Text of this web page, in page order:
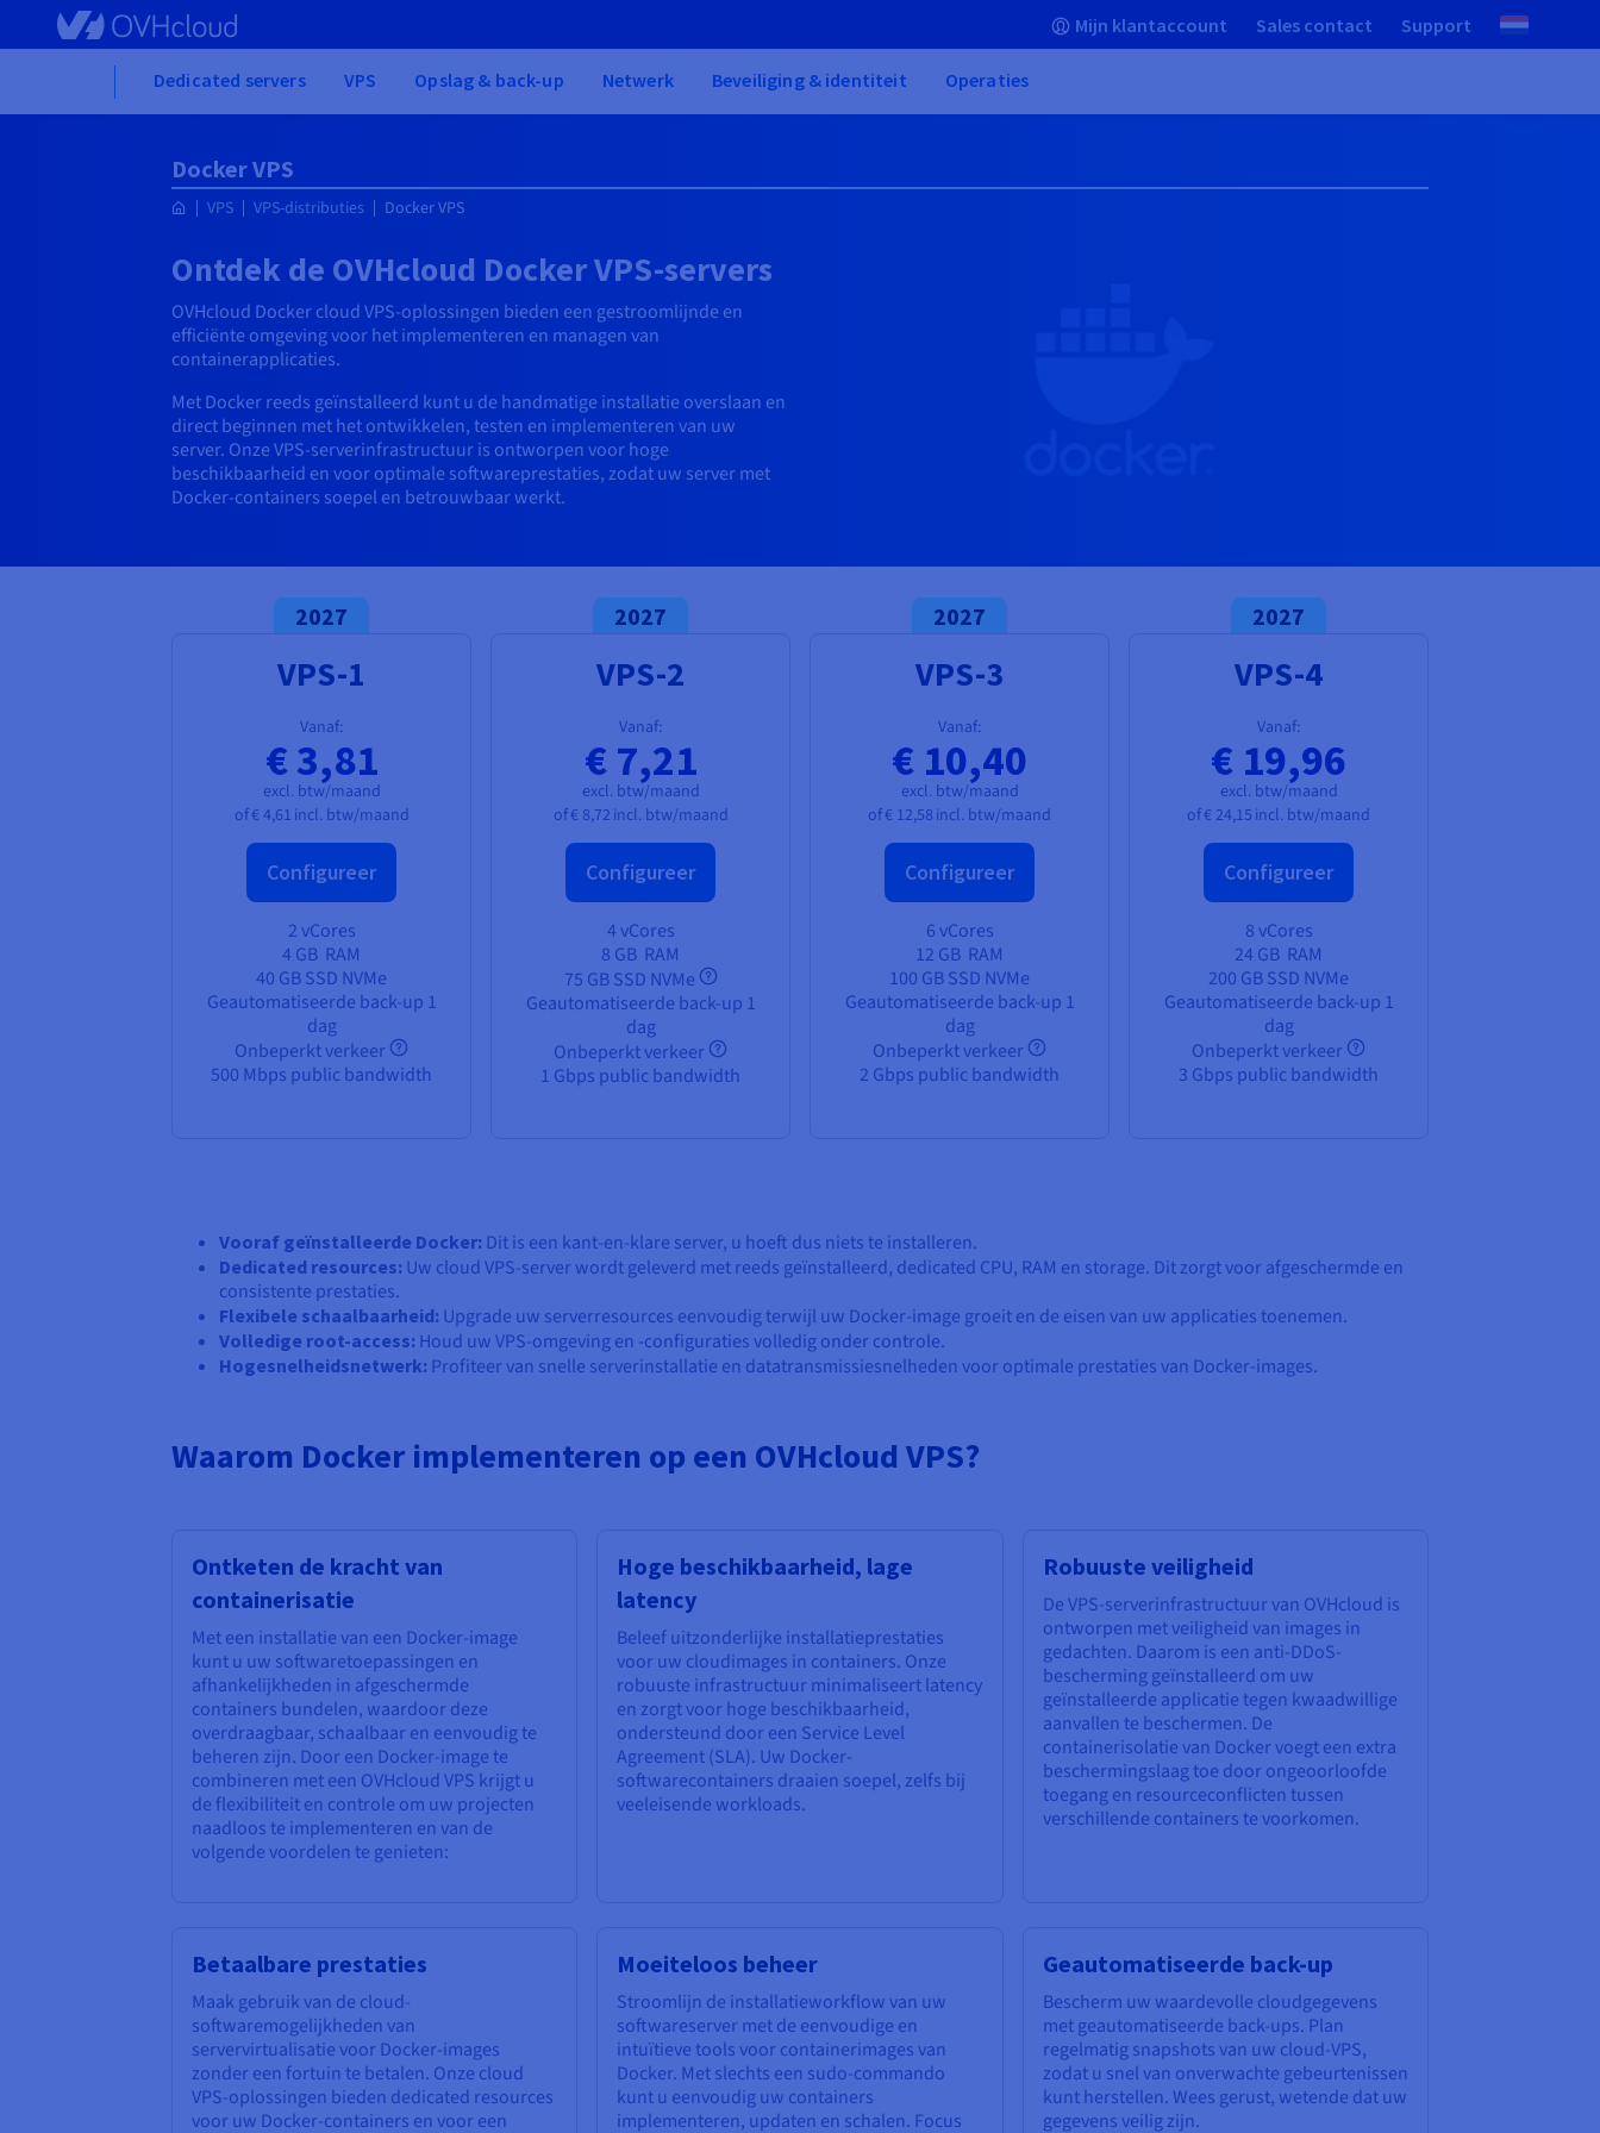
Skip to main content Mijn klantaccount Sales contact Support
Dedicated servers VPS Opslag & back-up Netwerk Beveiliging & identiteit Operaties
Docker VPS
VPS VPS-distributies Docker VPS
Ontdek de OVHcloud Docker VPS-servers
OVHcloud Docker cloud VPS-oplossingen bieden een gestroomlijnde en
efficiënte omgeving voor het implementeren en managen van
containerapplicaties.
Met Docker reeds geïnstalleerd kunt u de handmatige installatie overslaan en
direct beginnen met het ontwikkelen, testen en implementeren van uw
server. Onze VPS-serverinfrastructuur is ontworpen voor hoge
beschikbaarheid en voor optimale softwareprestaties, zodat uw server met
Docker-containers soepel en betrouwbaar werkt.
2027
VPS-1
Vanaf:
€ 3,81
excl. btw/maand
of€ 4,61 incl. btw/maand
Configureer
2 vCores
4 GB RAM
40 GB SSD NVMe
Geautomatiseerde back-up 1
dag
Onbeperkt verkeer
500 Mbps public bandwidth
2027
VPS-2
Vanaf:
€ 7,21
excl. btw/maand
of€ 8,72 incl. btw/maand
Configureer
4 vCores
8 GB RAM
75 GB SSD NVMe
Geautomatiseerde back-up 1
dag
Onbeperkt verkeer
1 Gbps public bandwidth
2027
VPS-3
Vanaf:
€ 10,40
excl. btw/maand
of€ 12,58 incl. btw/maand
Configureer
6 vCores
12 GB RAM
100 GB SSD NVMe
Geautomatiseerde back-up 1
dag
Onbeperkt verkeer
2 Gbps public bandwidth
2027
VPS-4
Vanaf:
€ 19,96
excl. btw/maand
of€ 24,15 incl. btw/maand
Configureer
8 vCores
24 GB RAM
200 GB SSD NVMe
Geautomatiseerde back-up 1
dag
Onbeperkt verkeer
3 Gbps public bandwidth
Vooraf geïnstalleerde Docker: Dit is een kant-en-klare server, u hoeft dus niets te installeren.
Dedicated resources: Uw cloud VPS-server wordt geleverd met reeds geïnstalleerd, dedicated CPU, RAM en storage. Dit zorgt voor afgeschermde en
consistente prestaties.
Flexibele schaalbaarheid: Upgrade uw serverresources eenvoudig terwijl uw Docker-image groeit en de eisen van uw applicaties toenemen.
Volledige root-access: Houd uw VPS-omgeving en -configuraties volledig onder controle.
Hogesnelheidsnetwerk: Profiteer van snelle serverinstallatie en datatransmissiesnelheden voor optimale prestaties van Docker-images.
Waarom Docker implementeren op een OVHcloud VPS?
Ontketen de kracht van
containerisatie
Met een installatie van een Docker-image
kunt u uw softwaretoepassingen en
afhankelijkheden in afgeschermde
containers bundelen, waardoor deze
overdraagbaar, schaalbaar en eenvoudig te
beheren zijn. Door een Docker-image te
combineren met een OVHcloud VPS krijgt u
de flexibiliteit en controle om uw projecten
naadloos te implementeren en van de
volgende voordelen te genieten:
Hoge beschikbaarheid, lage
latency
Beleef uitzonderlijke installatieprestaties
voor uw cloudimages in containers. Onze
robuuste infrastructuur minimaliseert latency
en zorgt voor hoge beschikbaarheid,
ondersteund door een Service Level
Agreement (SLA). Uw Docker-
softwarecontainers draaien soepel, zelfs bij
veeleisende workloads.
Robuuste veiligheid
De VPS-serverinfrastructuur van OVHcloud is
ontworpen met veiligheid van images in
gedachten. Daarom is een anti-DDoS-
bescherming geïnstalleerd om uw
geïnstalleerde applicatie tegen kwaadwillige
aanvallen te beschermen. De
containerisolatie van Docker voegt een extra
beschermingslaag toe door ongeoorloofde
toegang en resourceconflicten tussen
verschillende containers te voorkomen.
Betaalbare prestaties
Maak gebruik van de cloud-
softwaremogelijkheden van
servervirtualisatie voor Docker-images
zonder een fortuin te betalen. Onze cloud
VPS-oplossingen bieden dedicated resources
voor uw Docker-containers en voor een
Moeiteloos beheer
Stroomlijn de installatieworkflow van uw
softwareserver met de eenvoudige en
intuïtieve tools voor containerimages van
Docker. Met slechts een sudo-commando
kunt u eenvoudig uw containers
implementeren, updaten en schalen. Focus
Geautomatiseerde back-up
Bescherm uw waardevolle cloudgegevens
met geautomatiseerde back-ups. Plan
regelmatig snapshots van uw cloud-VPS,
zodat u snel van onverwachte gebeurtenissen
kunt herstellen. Wees gerust, wetende dat uw
gegevens veilig zijn.